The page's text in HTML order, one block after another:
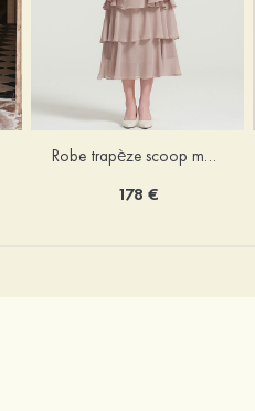
Robe trapèze scoop mousseline longueur mollet robe de mère de la mariée avec appliqué volants veste
178 €